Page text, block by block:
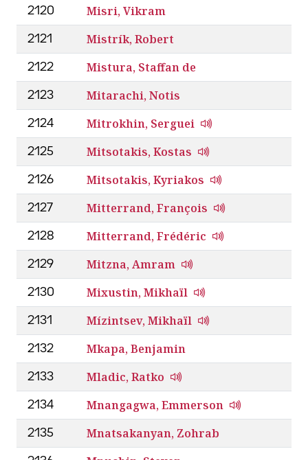
2120 Misri, Vikram
2121 Mistrík, Robert
2122 Mistura, Staffan de
2123 Mitarachi, Notis
2124 Mitrokhin, Serguei
2125 Mitsotakis, Kostas
2126 Mitsotakis, Kyriakos
2127 Mitterrand, François
2128 Mitterrand, Frédéric
2129 Mitzna, Amram
2130 Mixustin, Mikhaïl
2131 Mízintsev, Mikhaïl
2132 Mkapa, Benjamin
2133 Mladic, Ratko
2134 Mnangagwa, Emmerson
2135 Mnatsakanyan, Zohrab